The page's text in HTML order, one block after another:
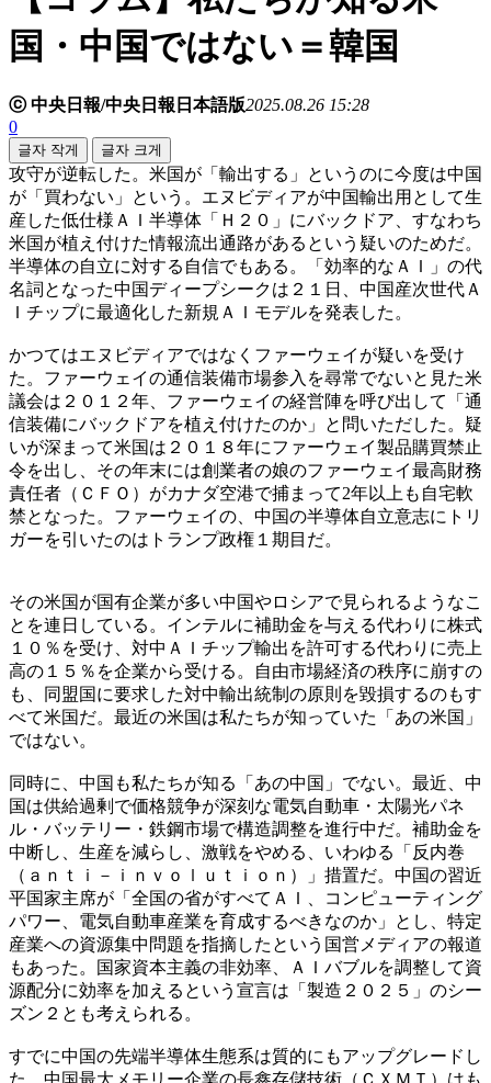
国・中国ではない＝韓国
ⓒ 中央日報/中央日報日本語版2025.08.26 15:28
0
글자 작게 글자 크게
攻守が逆転した。米国が「輸出する」というのに今度は中国
が「買わない」という。エヌビディアが中国輸出用として生
産した低仕様ＡＩ半導体「Ｈ２０」にバックドア、すなわち
米国が植え付けた情報流出通路があるという疑いのためだ。
半導体の自立に対する自信でもある。「効率的なＡＩ」の代
名詞となった中国ディープシークは２１日、中国産次世代Ａ
Ｉチップに最適化した新規ＡＩモデルを発表した。
かつてはエヌビディアではなくファーウェイが疑いを受け
た。ファーウェイの通信装備市場参入を尋常でないと見た米
議会は２０１２年、ファーウェイの経営陣を呼び出して「通
信装備にバックドアを植え付けたのか」と問いただした。疑
いが深まって米国は２０１８年にファーウェイ製品購買禁止
令を出し、その年末には創業者の娘のファーウェイ最高財務
責任者（ＣＦＯ）がカナダ空港で捕まって2年以上も自宅軟
禁となった。ファーウェイの、中国の半導体自立意志にトリ
ガーを引いたのはトランプ政権１期目だ。
その米国が国有企業が多い中国やロシアで見られるようなこ
とを連日している。インテルに補助金を与える代わりに株式
１０％を受け、対中ＡＩチップ輸出を許可する代わりに売上
高の１５％を企業から受ける。自由市場経済の秩序に崩すの
も、同盟国に要求した対中輸出統制の原則を毀損するのもす
べて米国だ。最近の米国は私たちが知っていた「あの米国」
ではない。
同時に、中国も私たちが知る「あの中国」でない。最近、中
国は供給過剰で価格競争が深刻な電気自動車・太陽光パネ
ル・バッテリー・鉄鋼市場で構造調整を進行中だ。補助金を
中断し、生産を減らし、激戦をやめる、いわゆる「反内巻
（ａｎｔｉ－ｉｎｖｏｌｕｔｉｏｎ）」措置だ。中国の習近
平国家主席が「全国の省がすべてＡＩ、コンピューティング
パワー、電気自動車産業を育成するべきなのか」とし、特定
産業への資源集中問題を指摘したという国営メディアの報道
もあった。国家資本主義の非効率、ＡＩバブルを調整して資
源配分に効率を加えるという宣言は「製造２０２５」のシー
ズン２とも考えられる。
すでに中国の先端半導体生態系は質的にもアップグレードし